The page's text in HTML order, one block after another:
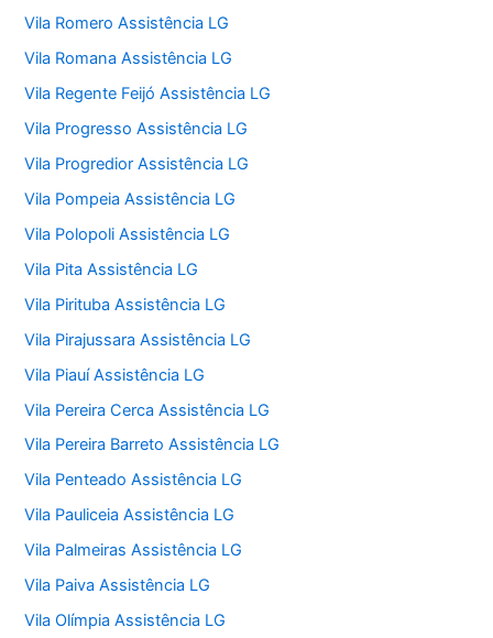
Vila Romero Assistência LG
Vila Romana Assistência LG
Vila Regente Feijó Assistência LG
Vila Progresso Assistência LG
Vila Progredior Assistência LG
Vila Pompeia Assistência LG
Vila Polopoli Assistência LG
Vila Pita Assistência LG
Vila Pirituba Assistência LG
Vila Pirajussara Assistência LG
Vila Piauí Assistência LG
Vila Pereira Cerca Assistência LG
Vila Pereira Barreto Assistência LG
Vila Penteado Assistência LG
Vila Pauliceia Assistência LG
Vila Palmeiras Assistência LG
Vila Paiva Assistência LG
Vila Olímpia Assistência LG